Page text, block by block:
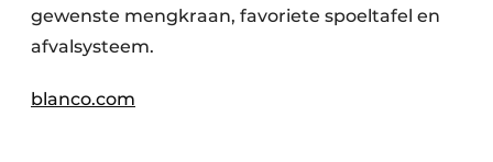
gewenste mengkraan, favoriete spoeltafel en
afvalsysteem.
blanco.com